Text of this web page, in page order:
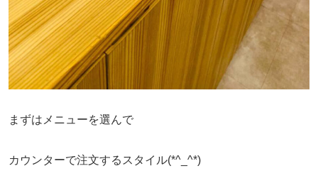
まずはメニューを選んで
カウンターで注文するスタイル(*^_^*)